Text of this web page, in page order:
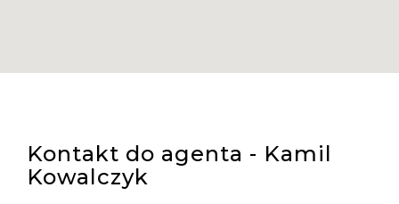
Kontakt do agenta - Kamil
Kowalczyk